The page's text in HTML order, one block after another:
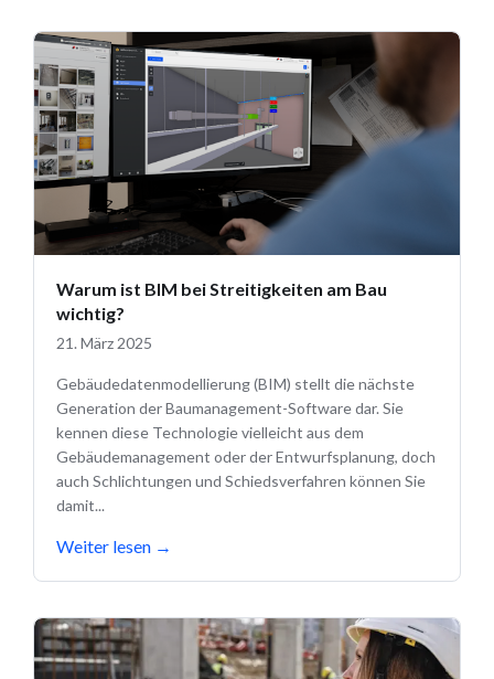
Warum ist BIM bei Streitigkeiten am Bau
wichtig?
21. März 2025
Gebäudedatenmodellierung (BIM) stellt die nächste
Generation der Baumanagement-Software dar. Sie
kennen diese Technologie vielleicht aus dem
Gebäudemanagement oder der Entwurfsplanung, doch
auch Schlichtungen und Schiedsverfahren können Sie
damit...
Weiter lesen →